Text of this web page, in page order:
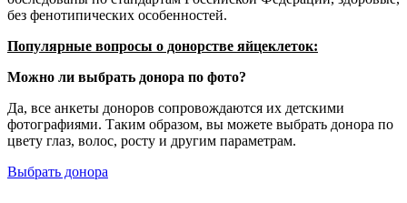
без фенотипических особенностей.
Популярные вопросы о донорстве яйцеклеток:
Можно ли выбрать донора по фото?
Да, все анкеты доноров сопровождаются их детскими
фотографиями. Таким образом, вы можете выбрать донора по
цвету глаз, волос, росту и другим параметрам.
Выбрать донора